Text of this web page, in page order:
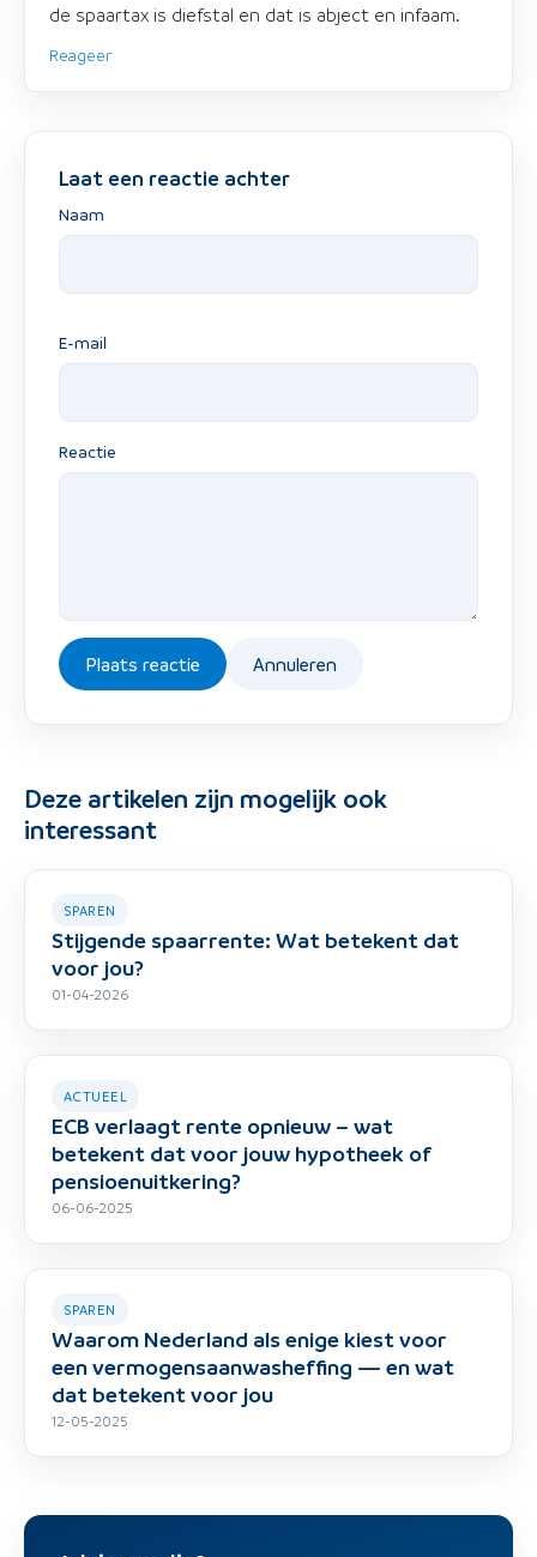
de spaartax is diefstal en dat is abject en infaam.
Reageer
Laat een reactie achter
Naam
E-mail
Reactie
Plaats reactie Annuleren
Deze artikelen zijn mogelijk ook
interessant
SPAREN
Stijgende spaarrente: Wat betekent dat
voor jou?
01-04-2026
ACTUEEL
ECB verlaagt rente opnieuw – wat
betekent dat voor jouw hypotheek of
pensioenuitkering?
06-06-2025
SPAREN
Waarom Nederland als enige kiest voor
een vermogensaanwasheffing — en wat
dat betekent voor jou
12-05-2025